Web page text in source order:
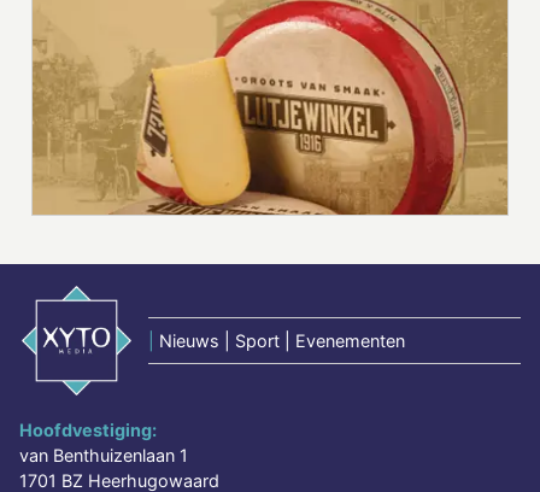
Nieuws | Sport | Evenementen
Hoofdvestiging:
van Benthuizenlaan 1
1701 BZ Heerhugowaard